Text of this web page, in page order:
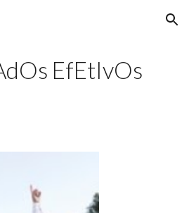
Skip to navigation
EfEtIvOs